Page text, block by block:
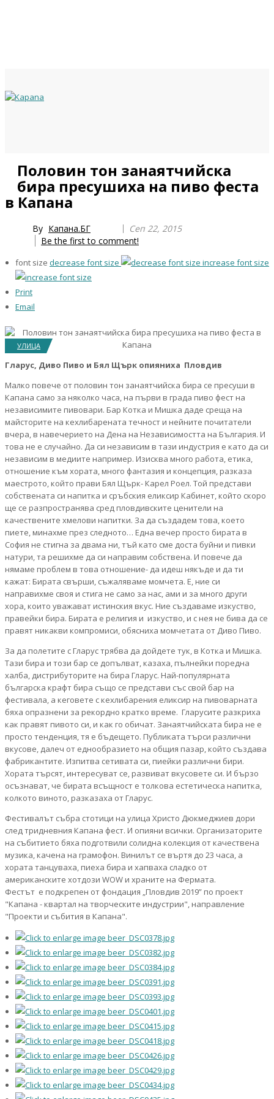
Половин тон занаятчийска
бира пресушиха на пиво феста
в Капана
By Капана.БГ
Сеп 22, 2015
Be the first to comment!
font size decrease font size increase font size
Print
Email
УЛИЦА
Гларус, Диво Пиво и Бял Щърк опияниха Пловдив
Малко повече от половин тон занаятчийска бира се пресуши в
Капана само за няколко часа, на първи в града пиво фест на
независимите пивовари. Бар Котка и Мишка даде среща на
майсторите на кехлибарената течност и нейните почитатели
вчера, в навечерието на Дена на Независимостта на България. И
това не е случайно. Да си независим в тази индустрия е като да си
независим в медиите например. Изисква много работа, етика,
отношение към хората, много фантазия и концепция, разказа
маестрото, който прави Бял Щърк- Карел Роел. Той представи
собствената си напитка и сръбския еликсир Кабинет, който скоро
ще се разпространява сред пловдивските ценители на
качествените хмелови напитки. За да създадем това, което
пиете, минахме през следното… Една вечер просто бирата в
София не стигна за двама ни, тъй като сме доста буйни и пивки
натури, та решихме да си направим собствена. И повече да
нямаме проблем в това отношение- да идеш някъде и да ти
кажат: Бирата свърши, съжаляваме момчета. Е, ние си
направихме своя и стига не само за нас, ами и за много други
хора, които уважават истинския вкус. Ние създаваме изкуство,
правейки бира. Бирата е религия и изкуство, и с нея не бива да се
правят никакви компромиси, обясниха момчетата от Диво Пиво.
За да полетите с Гларус трябва да дойдете тук, в Котка и Мишка.
Тази бира и този бар се допълват, казаха, пълнейки поредна
халба, дистрибуторите на бира Гларус. Най-популярната
българска крафт бира също се представи със свой бар на
фестивала, а кеговете с кехлибарения еликсир на пивоварната
бяха опразнени за рекордно кратко време. Гларусите разкриха
как правят пивото си, и как го обичат. Занаятчийската бира не е
просто тенденция, тя е бъдещето. Публиката търси различни
вкусове, далеч от еднообразието на общия пазар, който създава
фабрикантите. Изпитва сетивата си, пиейки различни бири.
Хората търсят, интересуват се, развиват вкусовете си. И бързо
осъзнават, че бирата всъщност е толкова естетическа напитка,
колкото виното, разказаха от Гларус.
Фестивалът събра стотици на улица Христо Дюкмеджиев дори
след тридневния Капана фест. И опияни всички. Организаторите
на събитието бяха подготвили солидна колекция от качествена
музика, качена на грамофон. Винилът се въртя до 23 часа, а
хората танцуваха, пиеха бира и хапваха сладко от
американските хотдози WOW и храните на Фермата.
Фестът е подкрепен от фондация „Пловдив 2019” по проект
"Капана - квартал на творческите индустрии", направление
"Проекти и събития в Капана".
Year
Month
Year
Month